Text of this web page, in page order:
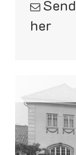
her